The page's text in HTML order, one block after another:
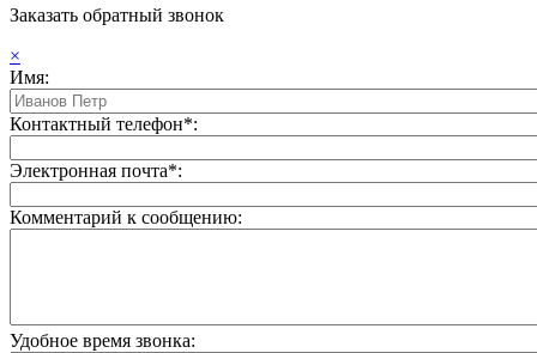
Заказать обратный звонок
×
Имя:
Контактный телефон*:
Электронная почта*:
Комментарий к сообщению:
Удобное время звонка: